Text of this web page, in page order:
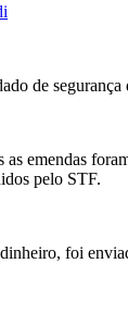
de
emendas
pelo STF.
foi